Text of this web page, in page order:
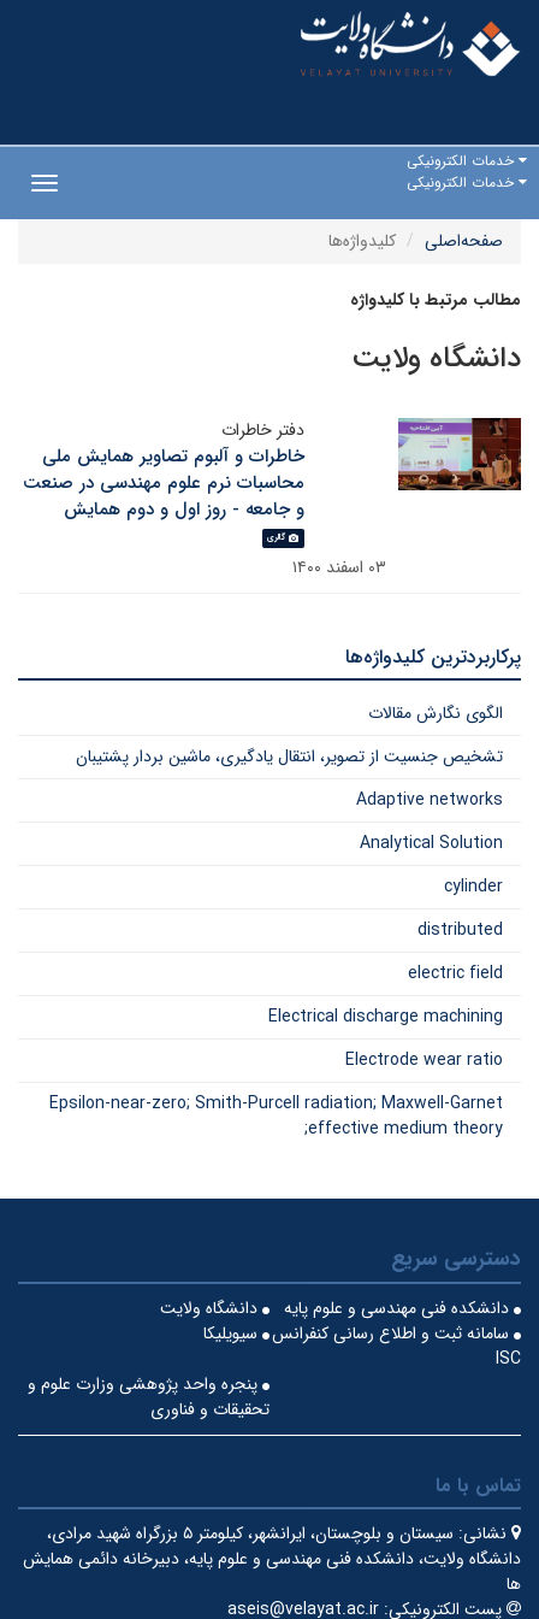
خدمات الکترونیکی
خدمات الکترونیکی
صفحه‌اصلی
کلیدواژه‌ها
مطالب مرتبط با کلیدواژه
دانشگاه ولایت
دفتر خاطرات
خاطرات و آلبوم تصاویر همایش ملی
محاسبات نرم علوم مهندسی در صنعت
و جامعه - روز اول و دوم همایش
گالری
۰۳ اسفند ۱۴۰۰
پرکاربردترین کلیدواژه‌ها
الگوی نگارش مقالات
تشخیص جنسیت از تصویر، انتقال یادگیری، ماشین بردار پشتیبان
Adaptive networks
Analytical Solution
cylinder
distributed
electric field
Electrical discharge machining
Electrode wear ratio
Epsilon-near-zero; Smith-Purcell radiation; Maxwell-Garnet
effective medium theory;
دسترسی سریع
دانشگاه ولایت
دانشکده فنی مهندسی و علوم پایه
سیویلیکا سامانه ثبت و اطلاع رسانی کنفرانس
ISC
پنجره واحد پژوهشی وزارت علوم و
تحقیقات و فناوری
تماس با ما
نشانی:
سیستان و بلوچستان، ایرانشهر، کیلومتر ۵ بزرگراه شهید مرادی،
دانشگاه ولایت، دانشکده فنی مهندسی و علوم پایه، دبیرخانه دائمی همایش
ها
پست الکترونیکی: aseis@velayat.ac.ir